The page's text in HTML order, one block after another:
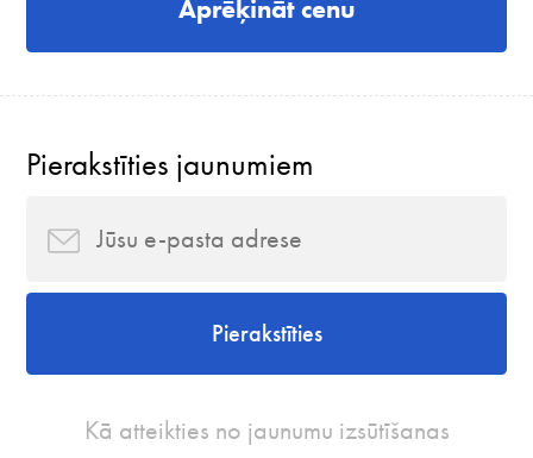
Aprēķināt cenu
Pierakstīties jaunumiem
Pierakstīties
Kā atteikties no jaunumu izsūtīšanas